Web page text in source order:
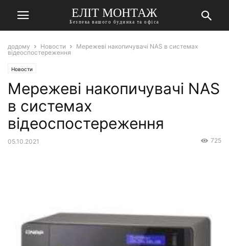
ЕЛІТ МОНТАЖ
Безпека вашого будинка та офіса
додому Новости
Мережеві накопичувачі NAS в системах
відеоспостереження
Новости
Мережеві накопичувачі NAS
в системах
відеоспостереження
05.10.2021 725